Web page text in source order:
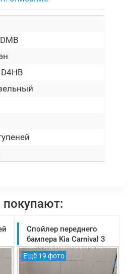
D4HB
Спойлер переднего
бампера Kia Carnival 3
оригинал 2014-2021
(86525A9UA0)
Ещё 19 фото